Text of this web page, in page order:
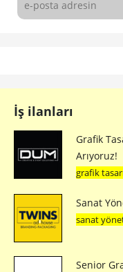
İş ilanları
Grafik
Arıyoruz!
grafik
Sanat
sanat
Senior